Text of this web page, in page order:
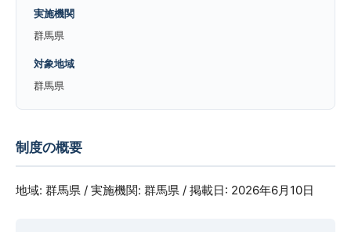
実施機関
群馬県
対象地域
群馬県
制度の概要
地域: 群馬県 / 実施機関: 群馬県 / 掲載日: 2026年6月10日